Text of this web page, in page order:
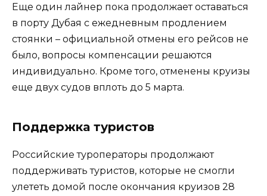
Еще один лайнер пока продолжает оставаться
в порту Дубая с ежедневным продлением
стоянки – официальной отмены его рейсов не
было, вопросы компенсации решаются
индивидуально. Кроме того, отменены круизы
еще двух судов вплоть до 5 марта.
Поддержка туристов
Российские туроператоры продолжают
поддерживать туристов, которые не смогли
улететь домой после окончания круизов 28